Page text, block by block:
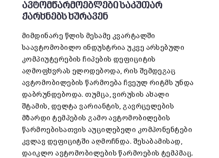
ავტომწარმოებლები საკუთარ
ქარხნებს ხურავენ
მიმდინარე წლის მესამე კვარტალში
საავტომობილო ინდუსტრია უკვე არსებული
კომპიუტერების ჩიპების დეფიციტის
აღმოფხვრას ელოდებოდა, რის შემდეგაც
ავტომობილების წარმოება ჩვეულ რიტმს უნდა
დაბრუნდებოდა. თუმცა, ვირუსის ახალი
შტამის, დელტა ვარიანტის, გავრცელების
მზარდი ტემპების გამო ავტომობილების
წარმოებისათვის აუცილებელი კომპონენტები
კვლავ დეფიციტში აღმოჩნდა. შესაბამისად,
დაიკლო ავტომობილების წარმოების ტემპმაც.